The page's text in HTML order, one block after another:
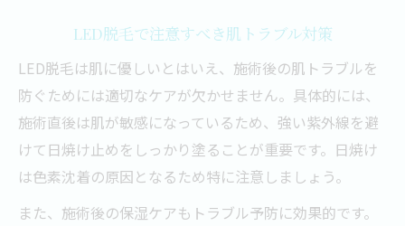
LED脱毛で注意すべき肌トラブル対策
LED脱毛は肌に優しいとはいえ、施術後の肌トラブルを
防ぐためには適切なケアが欠かせません。具体的には、
施術直後は肌が敏感になっているため、強い紫外線を避
けて日焼け止めをしっかり塗ることが重要です。日焼け
は色素沈着の原因となるため特に注意しましょう。
また、施術後の保湿ケアもトラブル予防に効果的です。